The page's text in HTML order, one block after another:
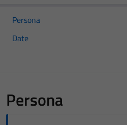
Persona
Date
Persona